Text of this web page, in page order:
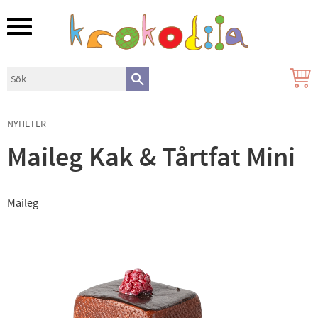
Meny
NYHETER
Maileg Kak & Tårtfat Mini
Maileg